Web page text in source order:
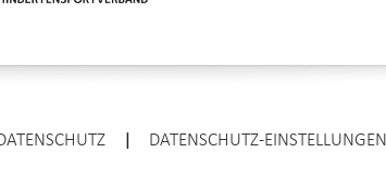
DATENSCHUTZ-EINSTELLUNGEN